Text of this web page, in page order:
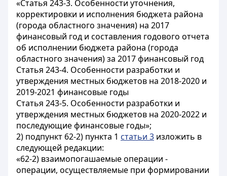
«Статья 243-3. Особенности уточнения,
корректировки и исполнения бюджета района
(города областного значения) на 2017
финансовый год и составления годового отчета
об исполнении бюджета района (города
областного значения) за 2017 финансовый год
Статья 243-4. Особенности разработки и
утверждения местных бюджетов на 2018-2020 и
2019-2021 финансовые годы
Статья 243-5. Особенности разработки и
утверждения местных бюджетов на 2020-2022 и
последующие финансовые годы»;
2) подпункт 62-2) пункта 1 статьи 3 изложить в
следующей редакции:
«62-2) взаимопогашаемые операции -
операции, осуществляемые при формировании